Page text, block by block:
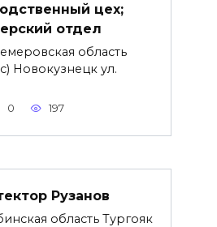
цех;
отдел
область
Новокузнецк ул.
0 197
Рузанов
область Тургояк